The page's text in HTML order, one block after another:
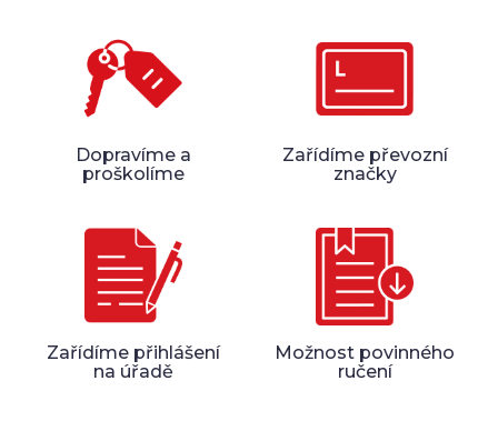
Dopravíme a
proškolíme
Zařídíme převozní
značky
Zařídíme přihlášení
na úřadě
Možnost povinného
ručení